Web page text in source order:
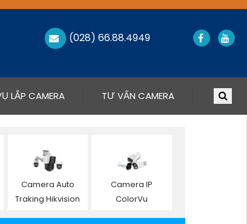
(028) 66.88.4949
LẮP CAMERA TƯ VẤN CAMERA
Camera Auto
Traking Hikvision
Camera IP
ColorVu